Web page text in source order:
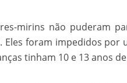
do livro de apocalipse
mirins não puderam
. Eles foram impedidos por
tinham 10 e 13 anos